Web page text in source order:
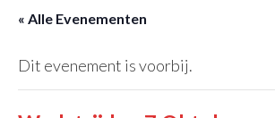
« Alle Evenementen
Dit evenement is voorbij.